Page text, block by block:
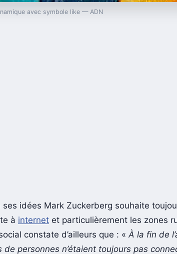
avec symbole like — ADN
ses idées Mark Zuckerberg souhaite
à internet et particulièrement les zones
constate d’ailleurs que : «À la fin de
de personnes n’étaient toujours pas